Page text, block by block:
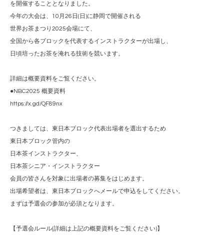
を開催することとなりました。
今年の大会は、10月26日(日)に静岡で開催される
世界お茶まつり2025会場にて、
全国から各ブロックを代表するインストラクターが出場し、
日頃培ったお茶を淹れる技術を競います。
詳細は概要資料をご覧ください。
●NBC2025 概要資料
https://x.gd/QF89nx
つきましては、東日本ブロック代表出場者を選出するため
東日本ブロック管内の
日本茶インストラクター、
日本茶シニア・インストラクター
会員の皆さんを対象に出場者の募集をはじめます。
出場希望者は、東日本ブロックへメールで申込をしてください。
まずは予選会の参加が必須となります。
【予選会ルール(詳細は上記の概要資料をご覧ください)】